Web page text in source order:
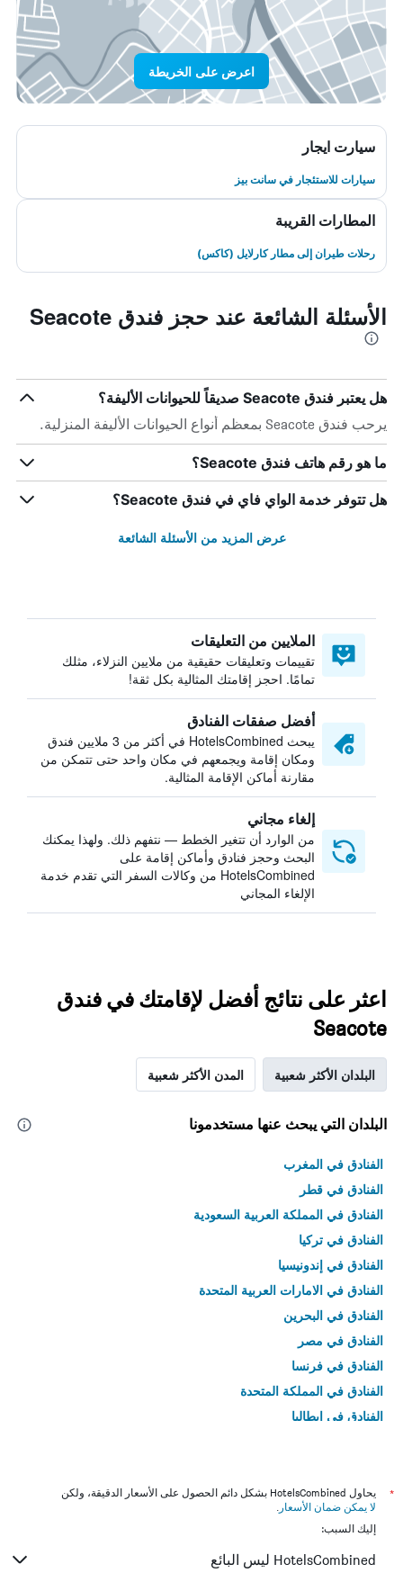
اعرض على الخريطة
سيارت ايجار
سيارات للاستئجار في سانت بيز
المطارات القريبة
رحلات طيران إلى مطار كارلايل (كاكس)
الأسئلة الشائعة عند حجز فندق Seacote
هل يعتبر فندق Seacote صديقاً للحيوانات الأليفة؟
يرحب فندق Seacote بمعظم أنواع الحيوانات الأليفة المنزلية.
ما هو رقم هاتف فندق Seacote؟
هل تتوفر خدمة الواي فاي في فندق Seacote؟
عرض المزيد من الأسئلة الشائعة
الملايين من التعليقات
تقييمات وتعليقات حقيقية من ملايين النزلاء، مثلك
تمامًا. احجز إقامتك المثالية بكل ثقة!
أفضل صفقات الفنادق
يبحث HotelsCombined في أكثر من 3 ملايين فندق
ومكان إقامة ويجمعهم في مكان واحد حتى تتمكن من
مقارنة أماكن الإقامة المثالية.
إلغاء مجاني
من الوارد أن تتغير الخطط — نتفهم ذلك. ولهذا يمكنك
البحث وحجز فنادق وأماكن إقامة على
HotelsCombined من وكالات السفر التي تقدم خدمة
الإلغاء المجاني
اعثر على نتائج أفضل لإقامتك في فندق
Seacote
البلدان الأكثر شعبية المدن الأكثر شعبية
البلدان التي يبحث عنها مستخدمونا
الفنادق في المغرب
الفنادق في قطر
الفنادق في المملكة العربية السعودية
الفنادق في تركيا
الفنادق في إندونيسيا
الفنادق في الامارات العربية المتحدة
الفنادق في البحرين
الفنادق في مصر
الفنادق في فرنسا
الفنادق في المملكة المتحدة
الفنادق في إيطاليا
*
يحاول HotelsCombined بشكل دائم الحصول على الأسعار الدقيقة، ولكن
لا يمكن ضمان الأسعار .
إليك السبب:
HotelsCombined ليس البائع